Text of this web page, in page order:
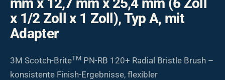
x 1/2 Zoll x 1 Zoll), Typ A, mit
Adapter
3M Scotch-BriteTM PN-RB 120+ Radial Bristle Brush –
konsistente Finish-Ergebnisse, flexibler